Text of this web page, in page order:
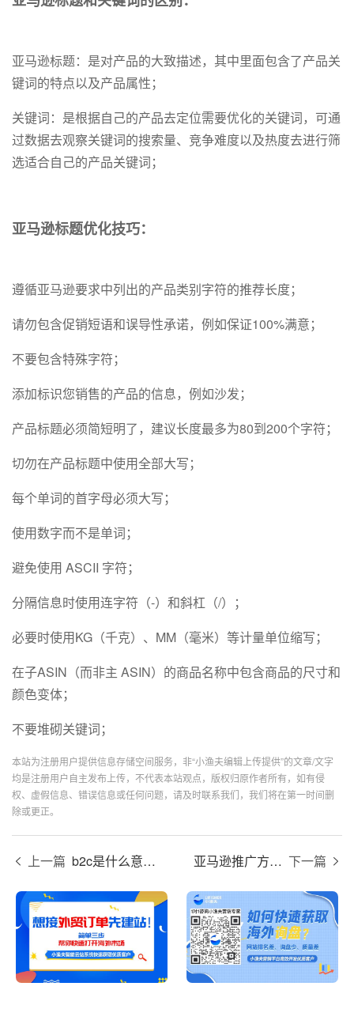
亚马逊标题：是对产品的大致描述，其中里面包含了产品关
键词的特点以及产品属性；
关键词：是根据自己的产品去定位需要优化的关键词，可通
过数据去观察关键词的搜索量、竞争难度以及热度去进行筛
选适合自己的产品关键词；
亚马逊标题优化技巧：
遵循亚马逊要求中列出的产品类别字符的推荐长度；
请勿包含促销短语和误导性承诺，例如保证100%满意；
不要包含特殊字符；
添加标识您销售的产品的信息，例如沙发；
产品标题必须简短明了，建议长度最多为80到200个字符；
切勿在产品标题中使用全部大写；
每个单词的首字母必须大写；
使用数字而不是单词；
避免使用 ASCII 字符；
分隔信息时使用连字符（-）和斜杠（/）；
必要时使用KG（千克）、MM（毫米）等计量单位缩写；
在子ASIN（而非主 ASIN）的商品名称中包含商品的尺寸和
颜色变体；
不要堆砌关键词；
本站为注册用户提供信息存储空间服务，非“小渔夫编辑上传提供”的文章/文字
均是注册用户自主发布上传，不代表本站观点，版权归原作者所有，如有侵
权、虚假信息、错误信息或任何问题，请及时联系我们，我们将在第一时间删
除或更正。
上一篇 b2c是什么意思？ 亚马逊推广方式有哪些？ 下一篇